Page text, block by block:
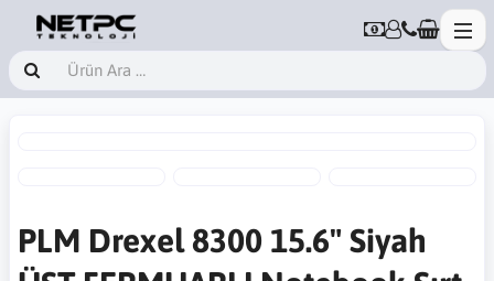
PLM Drexel 8300 15.6" Siyah